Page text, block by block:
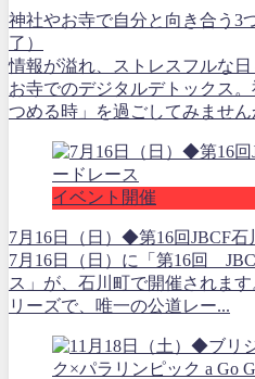
神社やお寺で自分と向き合う3
了）
情報が溢れ、ストレスフルな
お寺でのデジタルデトックス
つめる時」を過ごしてみませ
イベント開催
7月16日（日）◆第16回JBCF
7月16日（日）に「第16回
ス」が、石川町で開催されま
リーズで、唯一の公道レー...